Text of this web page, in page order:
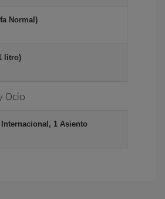
Normal)
litro)
Ocio
1 Asiento